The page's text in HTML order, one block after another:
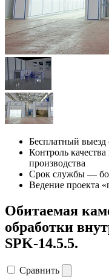
Бесплатный выезд
Контроль
производства
Срок службы —
Ведение проекта
Обитаемая
обработки
SPK-14.5.5.
Сравнить